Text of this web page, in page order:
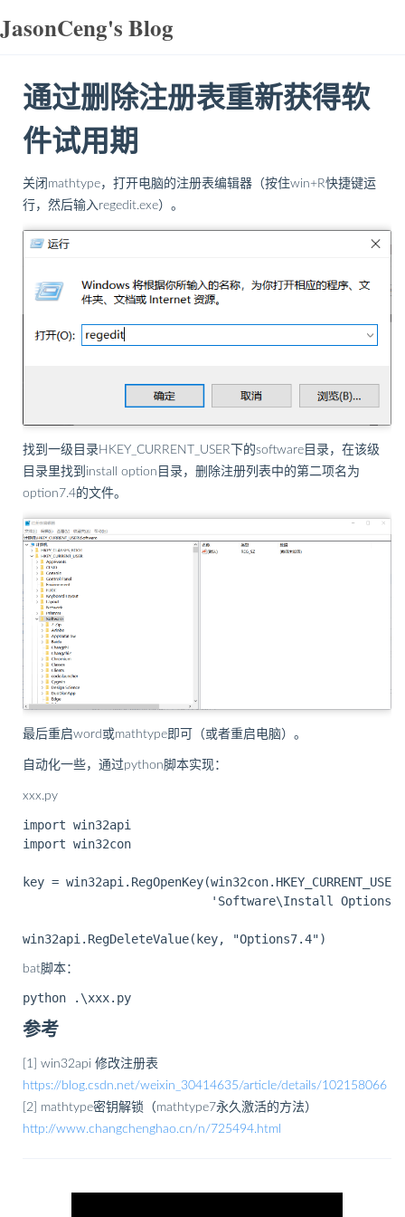
JasonCeng's Blog
通过删除注册表重新获得软
件试用期
关闭mathtype，打开电脑的注册表编辑器（按住win+R快捷键运
行，然后输入regedit.exe）。
找到一级目录HKEY_CURRENT_USER下的software目录，在该级
目录里找到install option目录，删除注册列表中的第二项名为
option7.4的文件。
最后重启word或mathtype即可（或者重启电脑）。
自动化一些，通过python脚本实现：
xxx.py
import win32api
import win32con
key = win32api.RegOpenKey(win32con.HKEY_CURRENT_USER,
'Software\Install
bat脚本：
参考
[1] win32api 修改注册表
https://blog.csdn.net/weixin_30414635/article/details/102158066
[2] mathtype密钥解锁（mathtype7永久激活的方法）
http://www.changchenghao.cn/n/725494.html